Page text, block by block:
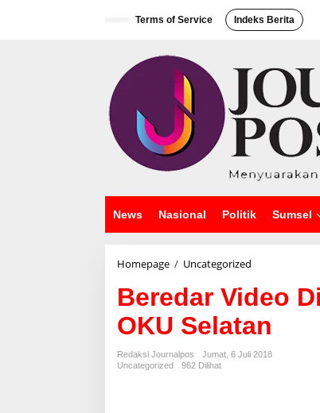
Terms of Service Indeks Berita
News Nasional Politik Sumsel
Homepage / Uncategorized
r
e
d
a
r
Beredar Video
OKU Selatan
Redaksi Journalpos
Jumat, 6 Juli 2018
Uncategorized
962 Dilihat